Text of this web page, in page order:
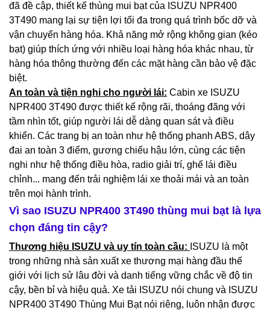
đã đề cập, thiết kế thùng mui bạt của ISUZU NPR400
3T490 mang lại sự tiện lợi tối đa trong quá trình bốc dỡ và
vận chuyển hàng hóa. Khả năng mở rộng không gian (kéo
bạt) giúp thích ứng với nhiều loại hàng hóa khác nhau, từ
hàng hóa thông thường đến các mặt hàng cần bảo vệ đặc
biệt.
An toàn và tiện nghi cho người lái: Cabin xe ISUZU
NPR400 3T490 được thiết kế rộng rãi, thoáng đãng với
tầm nhìn tốt, giúp người lái dễ dàng quan sát và điều
khiển. Các trang bị an toàn như hệ thống phanh ABS, dây
đai an toàn 3 điểm, gương chiếu hậu lớn, cùng các tiện
nghi như hệ thống điều hòa, radio giải trí, ghế lái điều
chỉnh... mang đến trải nghiệm lái xe thoải mái và an toàn
trên mọi hành trình.
Vì sao ISUZU NPR400 3T490 thùng mui bạt là lựa
chọn đáng tin cậy?
Thương hiệu ISUZU và uy tín toàn cầu: ISUZU là một
trong những nhà sản xuất xe thương mại hàng đầu thế
giới với lịch sử lâu đời và danh tiếng vững chắc về độ tin
cậy, bền bỉ và hiệu quả. Xe tải ISUZU nói chung và ISUZU
NPR400 3T490 Thùng Mui Bạt nói riêng, luôn nhận được